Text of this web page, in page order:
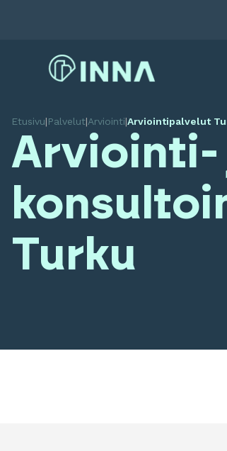
Etusivu|Palvelut|Arviointi|Arviointipalvelut
Arviointi-
Turku